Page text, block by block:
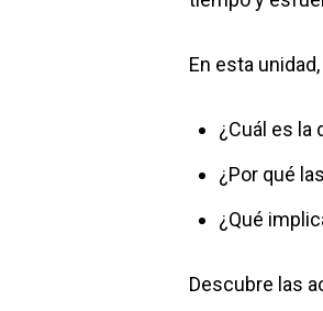
En esta
¿Cuál es la
¿Por qué
¿Qué
Descubre las